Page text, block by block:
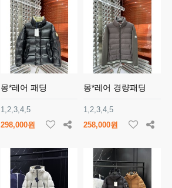
몽*레어 패딩
1,2,3,4,5
298,000원
몽*레어 경량패딩
1,2,3,4,5
258,000원